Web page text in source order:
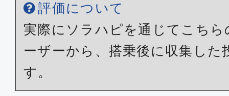
SFJ022 11:00
評価について
実際にソラハピを通じてこち
ーザーから、搭乗後に収集した
す。